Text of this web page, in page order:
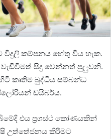
විදුලි කම්පනය හේතු විය හැක.
සිදු වෙන්නත් පුලුවනි.
කෘතිම බුද්ධිය සම්බන්ධ
ඩයිබර්ය.
එය ප්‍රශස්ථ කෝණයකින්
උත්තේජනය කිරිමට